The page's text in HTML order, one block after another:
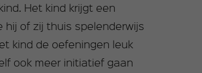
Het kind krijgt een
of zij thuis spelenderwijs
kind de oefeningen leuk
ook meer initiatief gaan